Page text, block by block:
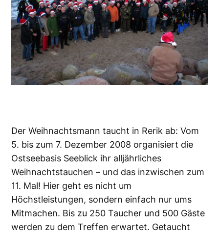
Der Weihnachtsmann taucht in Rerik ab: Vom
5. bis zum 7. Dezember 2008 organisiert die
Ostseebasis Seeblick ihr alljährliches
Weihnachtstauchen – und das inzwischen zum
11. Mal! Hier geht es nicht um
Höchstleistungen, sondern einfach nur ums
Mitmachen. Bis zu 250 Taucher und 500 Gäste
werden zu dem Treffen erwartet. Getaucht